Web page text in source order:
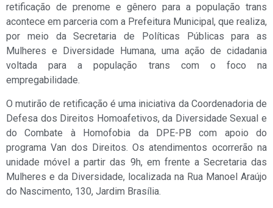
retificação de prenome e gênero para a população trans
acontece em parceria com a Prefeitura Municipal, que realiza,
por meio da Secretaria de Políticas Públicas para as
Mulheres e Diversidade Humana, uma ação de cidadania
voltada para a população trans com o foco na
empregabilidade.
O mutirão de retificação é uma iniciativa da Coordenadoria de
Defesa dos Direitos Homoafetivos, da Diversidade Sexual e
do Combate à Homofobia da DPE-PB com apoio do
programa Van dos Direitos. Os atendimentos ocorrerão na
unidade móvel a partir das 9h, em frente a Secretaria das
Mulheres e da Diversidade, localizada na Rua Manoel Araújo
do Nascimento, 130, Jardim Brasília.